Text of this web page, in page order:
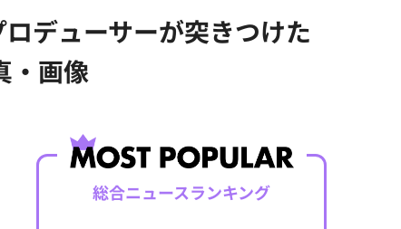
デューサーが突きつけた
・画像
総合ニュースランキング